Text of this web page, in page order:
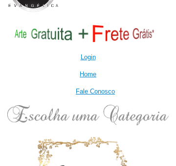
Login
Home
Fale Conosco